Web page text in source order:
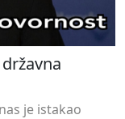
je istakao